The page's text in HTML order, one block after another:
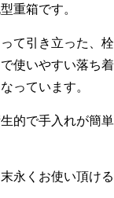
重箱です。
て引き立った、
使いやすい落ち
っています。
的で手入れが簡
永くお使い頂ける